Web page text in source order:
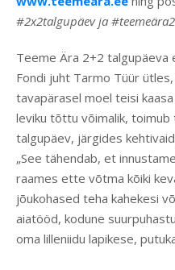
#2x2talgupäev ja
Teeme Ära 2+2 talgupäeva
Fondi juht Tarmo Tüür
tavapärasel moel teisi
leviku tõttu võimalik,
talgupäev, järgides
„See tähendab, et
raames ette võtma kõiki
jõukohased teha kahekesi
aiatööd, kodune
oma lilleniidu lapikese,